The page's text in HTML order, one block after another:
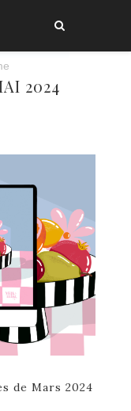
2024
de Mars 2024